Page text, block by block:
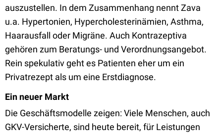
auszustellen. In dem Zusammenhang nennt Zava
u.a. Hypertonien, Hypercholesterinämien, Asthma,
Haarausfall oder Migräne. Auch Kontrazeptiva
gehören zum Beratungs- und Verordnungsangebot.
Rein spekulativ geht es Patienten eher um ein
Privatrezept als um eine Erstdiagnose.
Ein neuer Markt
Die Geschäftsmodelle zeigen: Viele Menschen, auch
GKV-Versicherte, sind heute bereit, für Leistungen